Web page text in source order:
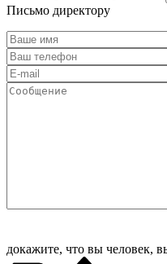
Письмо директору
докажите, что вы человек,